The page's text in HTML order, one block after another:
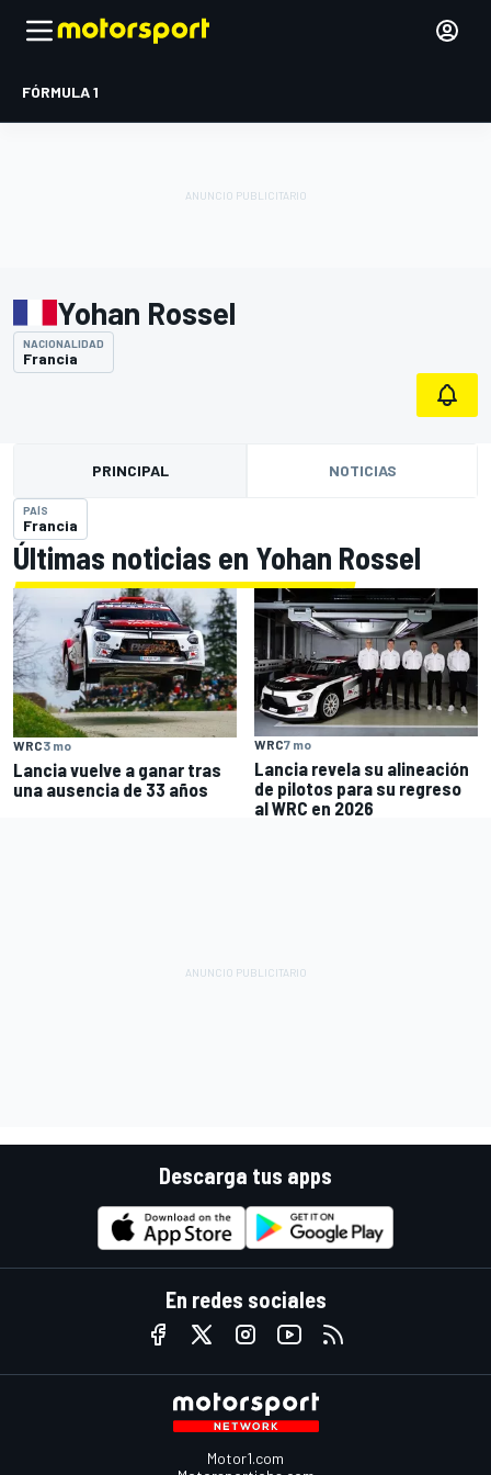
FÓRMULA 1
Yohan Rossel
NACIONALIDAD
Francia
PRINCIPAL NOTICIAS
PAÍS
Francia
Últimas noticias en Yohan Rossel
WRC3 mo
Lancia vuelve a ganar tras
una ausencia de 33 años
WRC7 mo
Lancia revela su alineación
de pilotos para su regreso
al WRC en 2026
Descarga tus apps
En redes sociales
Motor1.com